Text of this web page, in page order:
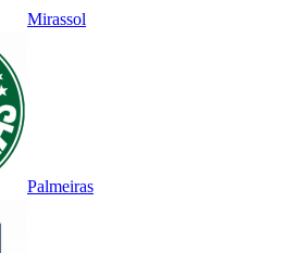
Mirassol
Palmeiras